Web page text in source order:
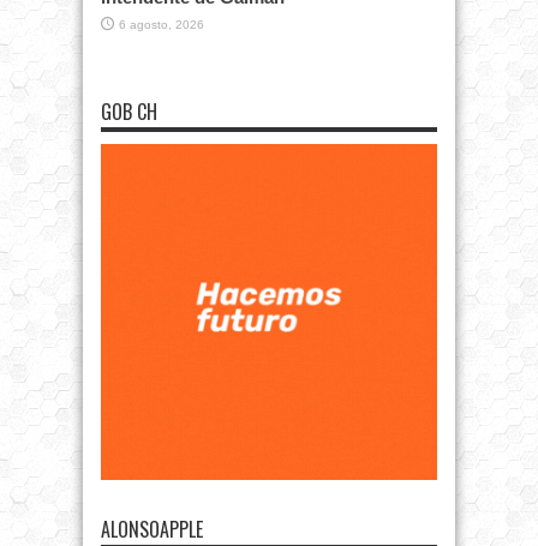
6 agosto, 2026
GOB CH
ALONSOAPPLE